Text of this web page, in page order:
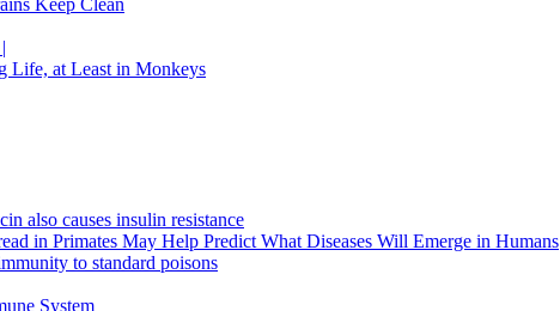
Keep Clean
Life, at Least in Monkeys
also causes insulin resistance
in Primates May Help Predict What Diseases Will Emerge in Humans
to standard poisons
System